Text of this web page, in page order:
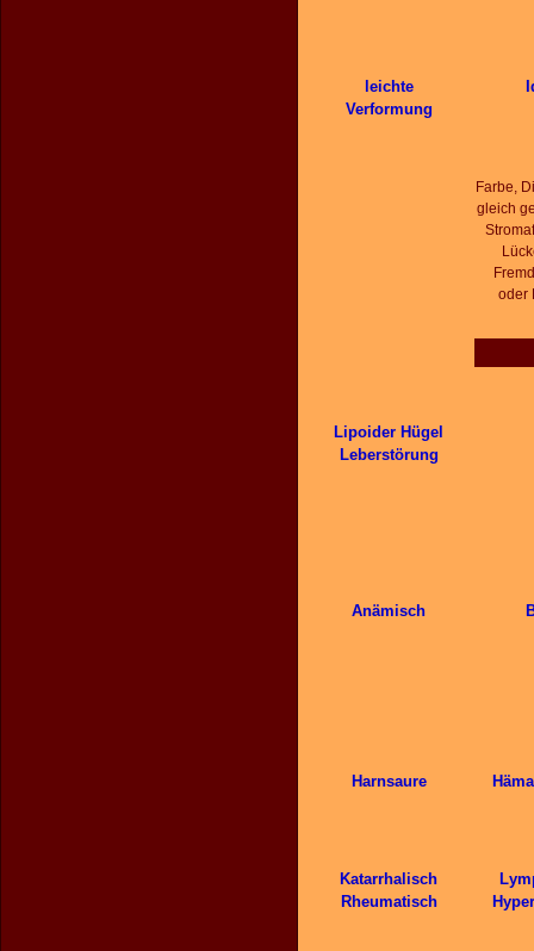
leichte
Verformung
Farbe,
gleich
oder
Lipoider Hügel
Leberstörung
Anämisch
Harnsaure
Katarrhalisch
Rheumatisch